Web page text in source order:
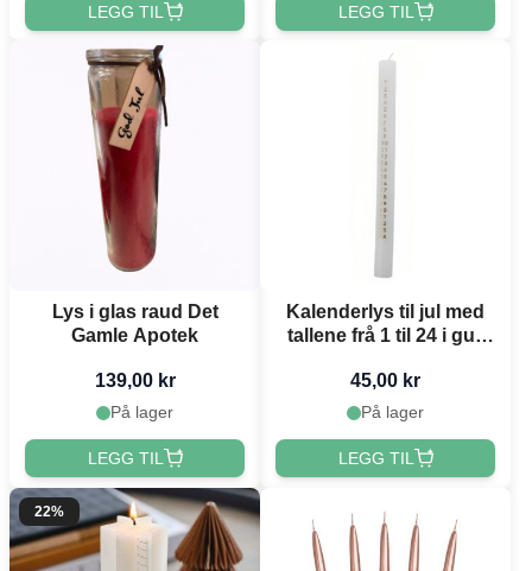
LEGG TIL LEGG TIL
Lys i glas raud Det
Gamle Apotek
139,00 kr
På lager
LEGG TIL
Kalenderlys til jul med
tallene frå 1 til 24 i gull
45,00 kr
På lager
LEGG TIL
22%